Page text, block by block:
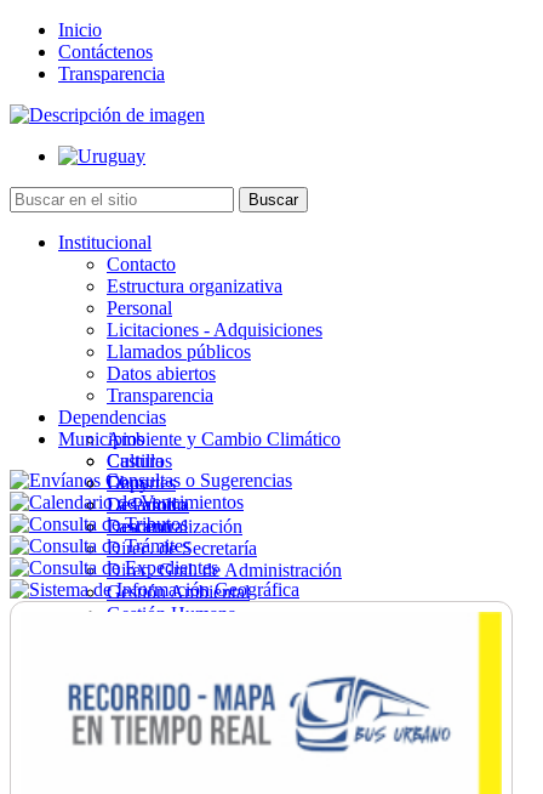
Inicio
Contáctenos
Transparencia
Institucional
Contacto
Estructura organizativa
Personal
Licitaciones - Adquisiciones
Llamados públicos
Datos abiertos
Transparencia
Dependencias
Ambiente y Cambio Climático
Cultura
Deportes
Desarrollo
Descentralización
Direc. de Secretaría
Direc. Gral. de Administración
Gestión Ambiental
Gestión Humana
Ordenamiento
Promoción Social
Salud
Secretaría General
Municipios
Castillos
Chuy
La Paloma
Lascano